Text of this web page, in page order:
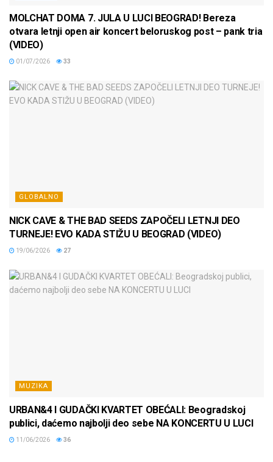
MOLCHAT DOMA 7. JULA U LUCI BEOGRAD! Bereza
otvara letnji open air koncert beloruskog post – pank tria
(VIDEO)
01/07/2026 33
GLOBALNO
NICK CAVE & THE BAD SEEDS ZAPOČELI LETNJI DEO
TURNEJE! EVO KADA STIŽU U BEOGRAD (VIDEO)
19/06/2026 27
MUZIKA
URBAN&4 I GUDAČKI KVARTET OBEĆALI: Beogradskoj
publici, daćemo najbolji deo sebe NA KONCERTU U LUCI
11/06/2026 36